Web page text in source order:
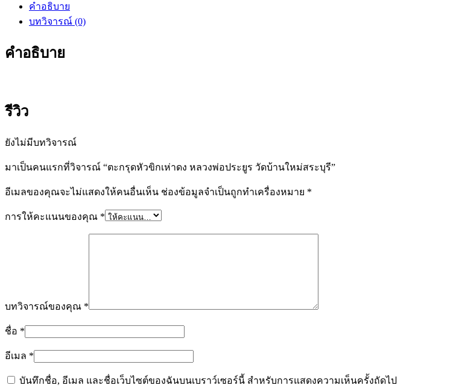
คำอธิบาย
บทวิจารณ์ (0)
คำอธิบาย
รีวิว
ยังไม่มีบทวิจารณ์
มาเป็นคนแรกที่วิจารณ์ “ตะกรุดหัวขิกเห่าดง หลวงพ่อประยูร วัดบ้านใหม่สระบุรี”
อีเมลของคุณจะไม่แสดงให้คนอื่นเห็น ช่องข้อมูลจำเป็นถูกทำเครื่องหมาย *
การให้คะแนนของคุณ *
บทวิจารณ์ของคุณ *
ชื่อ *
อีเมล *
บันทึกชื่อ, อีเมล และชื่อเว็บไซต์ของฉันบนเบราว์เซอร์นี้ สำหรับการแสดงความเห็นครั้งถัดไป